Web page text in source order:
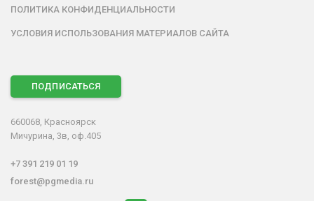
ПОЛИТИКА КОНФИДЕНЦИАЛЬНОСТИ
УСЛОВИЯ ИСПОЛЬЗОВАНИЯ МАТЕРИАЛОВ САЙТА
ПОДПИСАТЬСЯ
660068, Красноярск
Мичурина, 3в, оф.405
+7 391 219 01 19
forest@pgmedia.ru